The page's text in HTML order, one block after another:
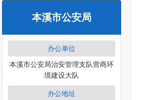
本溪市公安局
办公单位
本溪市公安局治安管理支队营商环
境建设大队
办公地址